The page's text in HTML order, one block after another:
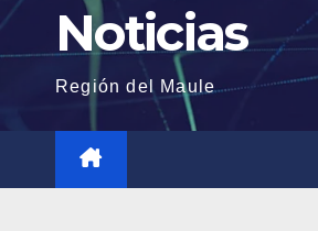
Noticias
Región del Maule